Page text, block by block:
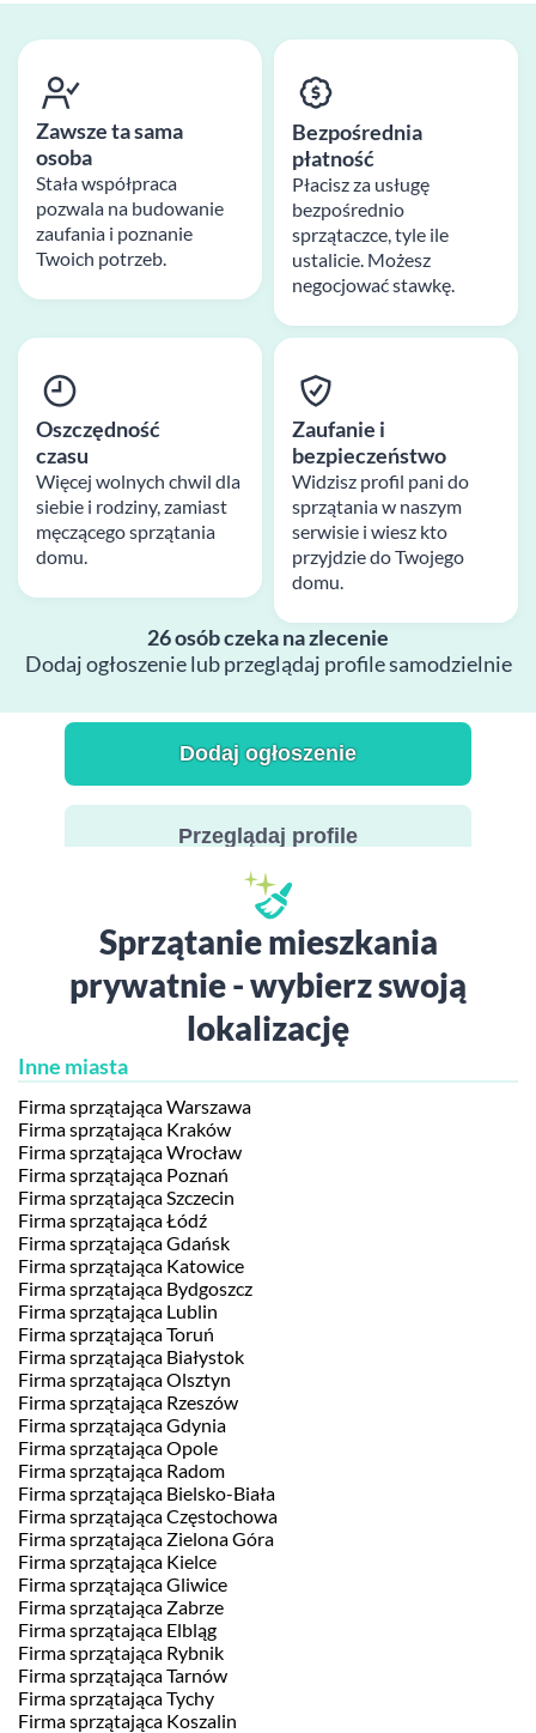
Zawsze ta sama
osoba
Stała współpraca
pozwala na budowanie
zaufania i poznanie
Twoich potrzeb.
Oszczędność
czasu
Więcej wolnych chwil dla
siebie i rodziny, zamiast
męczącego sprzątania
domu.
Bezpośrednia
płatność
Płacisz za usługę
bezpośrednio
sprzątaczce, tyle ile
ustalicie. Możesz
negocjować stawkę.
Zaufanie i
bezpieczeństwo
Widzisz profil pani do
sprzątania w naszym
serwisie i wiesz kto
przyjdzie do Twojego
domu.
26 osób czeka na zlecenie
Dodaj ogłoszenie lub przeglądaj profile samodzielnie
Dodaj ogłoszenie
Przeglądaj profile
Sprzątanie mieszkania
prywatnie - wybierz swoją
lokalizację
Inne miasta
Firma sprzątająca Warszawa
Firma sprzątająca Kraków
Firma sprzątająca Wrocław
Firma sprzątająca Poznań
Firma sprzątająca Szczecin
Firma sprzątająca Łódź
Firma sprzątająca Gdańsk
Firma sprzątająca Katowice
Firma sprzątająca Bydgoszcz
Firma sprzątająca Lublin
Firma sprzątająca Toruń
Firma sprzątająca Białystok
Firma sprzątająca Olsztyn
Firma sprzątająca Rzeszów
Firma sprzątająca Gdynia
Firma sprzątająca Opole
Firma sprzątająca Radom
Firma sprzątająca Bielsko-Biała
Firma sprzątająca Częstochowa
Firma sprzątająca Zielona Góra
Firma sprzątająca Kielce
Firma sprzątająca Gliwice
Firma sprzątająca Zabrze
Firma sprzątająca Elbląg
Firma sprzątająca Rybnik
Firma sprzątająca Tarnów
Firma sprzątająca Tychy
Firma sprzątająca Koszalin